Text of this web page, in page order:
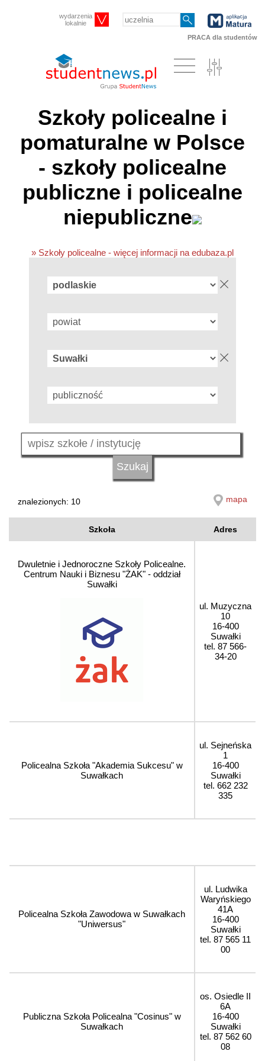
wydarzenia
lokalnie
PRACA dla studentów
Szkoły policealne i
pomaturalne w Polsce
- szkoły policealne
publiczne i policealne
niepubliczne
» Szkoły policealne - więcej informacji na edubaza.pl
znalezionych: 10 mapa
Szkoła Adres
Dwuletnie i Jednoroczne Szkoły Policealne.
Centrum Nauki i Biznesu "ŻAK" - oddział
Suwałki
ul. Muzyczna
10
16-400
Suwałki
tel. 87 566-
34-20
Policealna Szkoła "Akademia Sukcesu" w
Suwałkach
ul. Sejneńska
1
16-400
Suwałki
tel. 662 232
335
Policealna Szkoła Zawodowa w Suwałkach
"Uniwersus"
ul. Ludwika
Waryńskiego
41A
16-400
Suwałki
tel. 87 565 11
00
Publiczna Szkoła Policealna "Cosinus" w
Suwałkach
os. Osiedle II
6A
16-400
Suwałki
tel. 87 562 60
08